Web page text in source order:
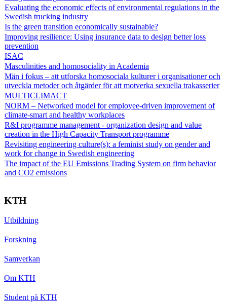
Evaluating the economic effects of environmental regulations in the
Swedish trucking industry
Is the green transition economically sustainable?
Improving resilience: Using insurance data to design better loss
prevention
ISAC
Masculinities and homosociality in Academia
Män i fokus – att utforska homosociala kulturer i organisationer och
utveckla metoder och åtgärder för att motverka sexuella trakasserier
MULTICLIMACT
NORM – Networked model for employee-driven improvement of
climate-smart and healthy workplaces
R&I programme management - organization design and value
creation in the High Capacity Transport programme
Revisiting engineering culture(s): a feminist study on gender and
work for change in Swedish engineering
The impact of the EU Emissions Trading System on firm behavior
and CO2 emissions
KTH
Utbildning
Forskning
Samverkan
Om KTH
Student på KTH